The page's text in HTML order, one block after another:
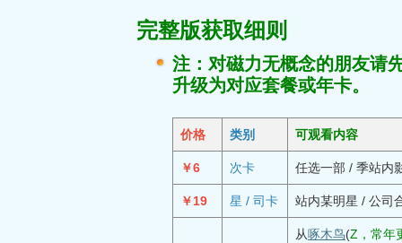
完整版获取细则
注：对磁力无概念的朋友请
升级为对应套餐或年卡。
价格 类别 可观看内容
￥6 次卡 任选一部 / 季站内
￥19 星 / 司卡 站内某明星 / 公司
从啄木鸟(Z，常年